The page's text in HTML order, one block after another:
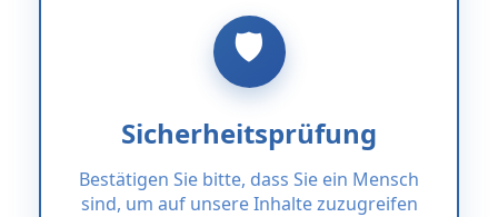
Sicherheitsprüfung
Bestätigen Sie bitte, dass Sie ein Mensch
sind, um auf unsere Inhalte zuzugreifen